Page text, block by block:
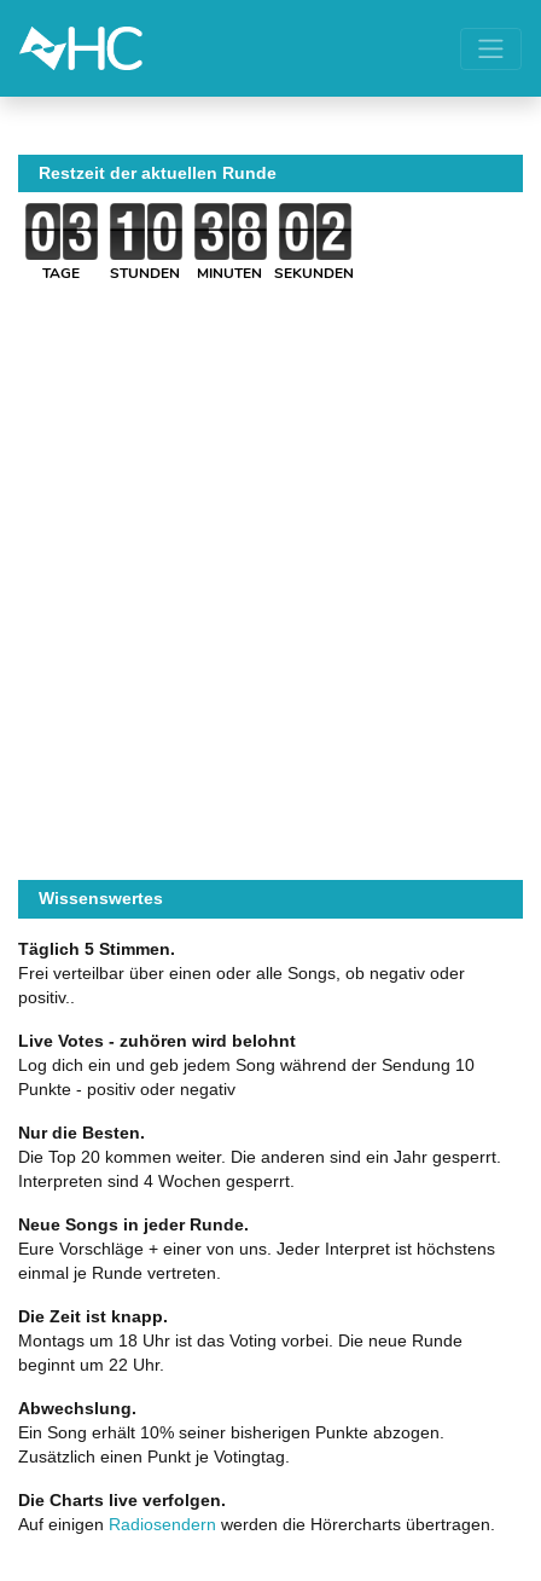
Restzeit der aktuellen Runde
TAGE STUNDEN MINUTEN SEKUNDEN
Wissenswertes
Täglich 5 Stimmen.
Frei verteilbar über einen oder alle Songs, ob negativ oder
positiv..
Live Votes - zuhören wird belohnt
Log dich ein und geb jedem Song während der Sendung 10
Punkte - positiv oder negativ
Nur die Besten.
Die Top 20 kommen weiter. Die anderen sind ein Jahr gesperrt.
Interpreten sind 4 Wochen gesperrt.
Neue Songs in jeder Runde.
Eure Vorschläge + einer von uns. Jeder Interpret ist höchstens
einmal je Runde vertreten.
Die Zeit ist knapp.
Montags um 18 Uhr ist das Voting vorbei. Die neue Runde
beginnt um 22 Uhr.
Abwechslung.
Ein Song erhält 10% seiner bisherigen Punkte abzogen.
Zusätzlich einen Punkt je Votingtag.
Die Charts live verfolgen.
Auf einigen Radiosendern werden die Hörercharts übertragen.